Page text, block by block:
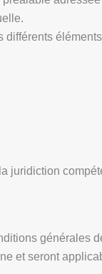
juridiction
générales
et seront